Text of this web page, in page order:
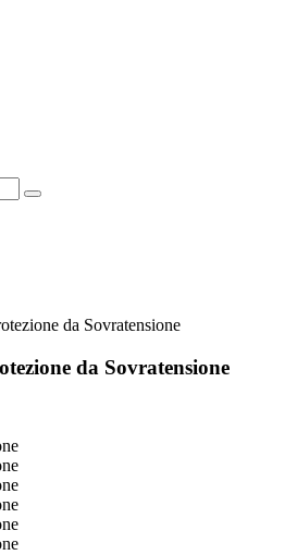
da Sovratensione
da Sovratensione